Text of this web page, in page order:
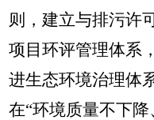
则，建立与排污许
项目环评管理体系
进生态环境治理体
在“环境质量不下